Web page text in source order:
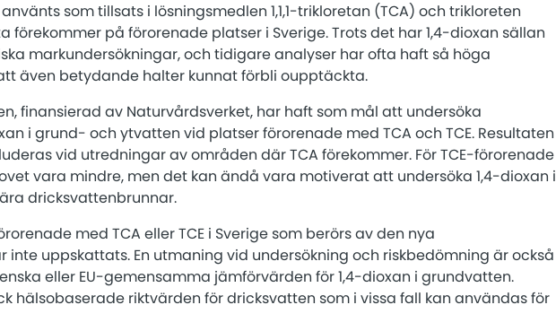
som tillsats i lösningsmedlen 1,1,1-trikloretan (TCA) och trikloreten
förekommer på förorenade platser i Sverige. Trots det har 1,4-dioxan sällan
markundersökningar, och tidigare analyser har ofta haft så höga
även betydande halter kunnat förbli oupptäckta.
finansierad av Naturvårdsverket, har haft som mål att undersöka
i grund- och ytvatten vid platser förorenade med TCA och TCE. Resultaten
vid utredningar av områden där TCA förekommer. För TCE-förorenade
vara mindre, men det kan ändå vara motiverat att undersöka 1,4-dioxan i
dricksvattenbrunnar.
med TCA eller TCE i Sverige som berörs av den nya
inte uppskattats. En utmaning vid undersökning och riskbedömning är också
eller EU-gemensamma jämförvärden för 1,4-dioxan i grundvatten.
hälsobaserade riktvärden för dricksvatten som i vissa fall kan användas för